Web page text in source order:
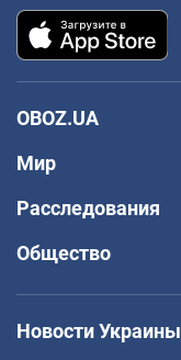
OBOZ.UA
Мир
Расследования
Общество
Новости Украины